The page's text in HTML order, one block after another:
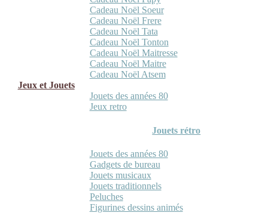
Cadeau Noël Soeur
Cadeau Noël Frere
Cadeau Noël Tata
Cadeau Noël Tonton
Cadeau Noël Maitresse
Cadeau Noël Maitre
Cadeau Noël Atsem
Jeux et Jouets
Jouets des années 80
Jeux retro
Jouets rétro
Jouets des années 80
Gadgets de bureau
Jouets musicaux
Jouets traditionnels
Peluches
Figurines dessins animés